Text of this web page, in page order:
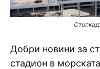
Добри новини за
стадион в